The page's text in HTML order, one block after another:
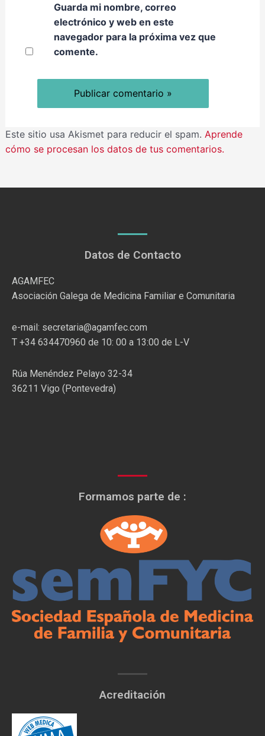
Guarda mi nombre, correo
electrónico y web en este
navegador para la próxima vez que
comente.
Este sitio usa Akismet para reducir el spam. Aprende
cómo se procesan los datos de tus comentarios.
Datos de Contacto
AGAMFEC
Asociación Galega de Medicina Familiar e Comunitaria
e-mail: secretaria@agamfec.com
T +34 634470960 de 10: 00 a 13:00 de L-V
Rúa Menéndez Pelayo 32-34
36211 Vigo (Pontevedra)
Formamos parte de :
Acreditación